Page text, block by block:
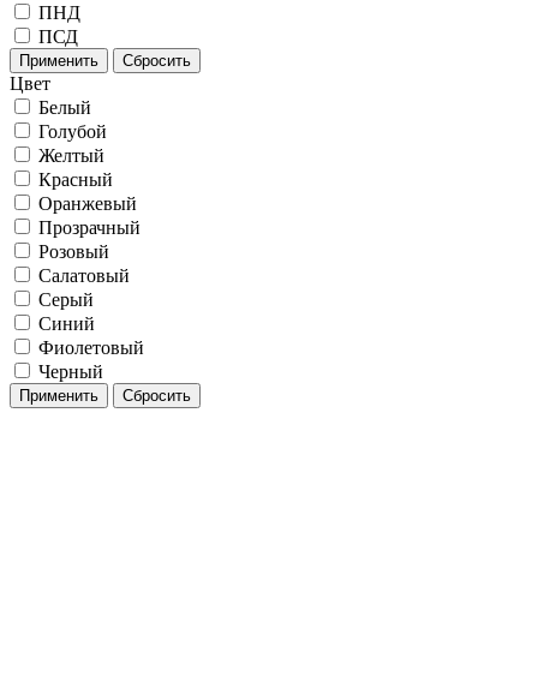
ПНД
ПСД
Применить Сбросить
Цвет
Белый
Голубой
Желтый
Красный
Оранжевый
Прозрачный
Розовый
Салатовый
Серый
Синий
Фиолетовый
Черный
Применить Сбросить